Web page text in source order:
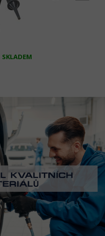
SKLADEM